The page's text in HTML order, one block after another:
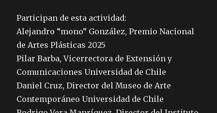
Participan de esta actividad:
Alejandro “mono” González, Premio Nacional
de Artes Plásticas 2025
Pilar Barba, Vicerrectora de Extensión y
Comunicaciones Universidad de Chile
Daniel Cruz, Director del Museo de Arte
Contemporáneo Universidad de Chile